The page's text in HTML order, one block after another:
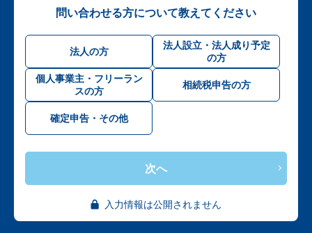
問い合わせる方について教えてください
法人の方
法人設立・法人成り予定
の方
個人事業主・フリーラン
スの方
相続税申告の方
確定申告・その他
次へ
入力情報は公開されません